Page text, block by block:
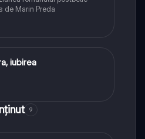
de Marin Preda
iubirea
9